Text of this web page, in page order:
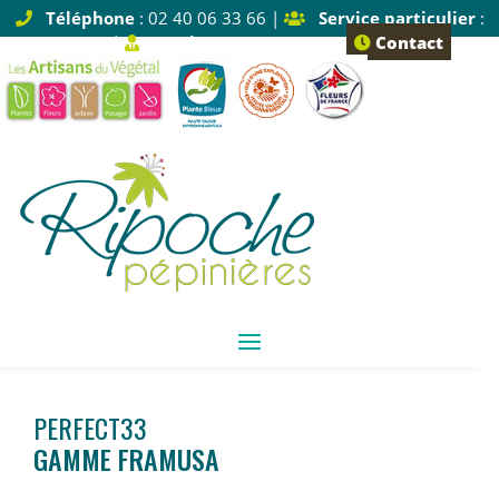
Téléphone: 02 40 06 33 66 | Service particulier:
Tapez 1 |
Service pro: Tapez 2 Contact
PERFECT33
GAMME FRAMUSA